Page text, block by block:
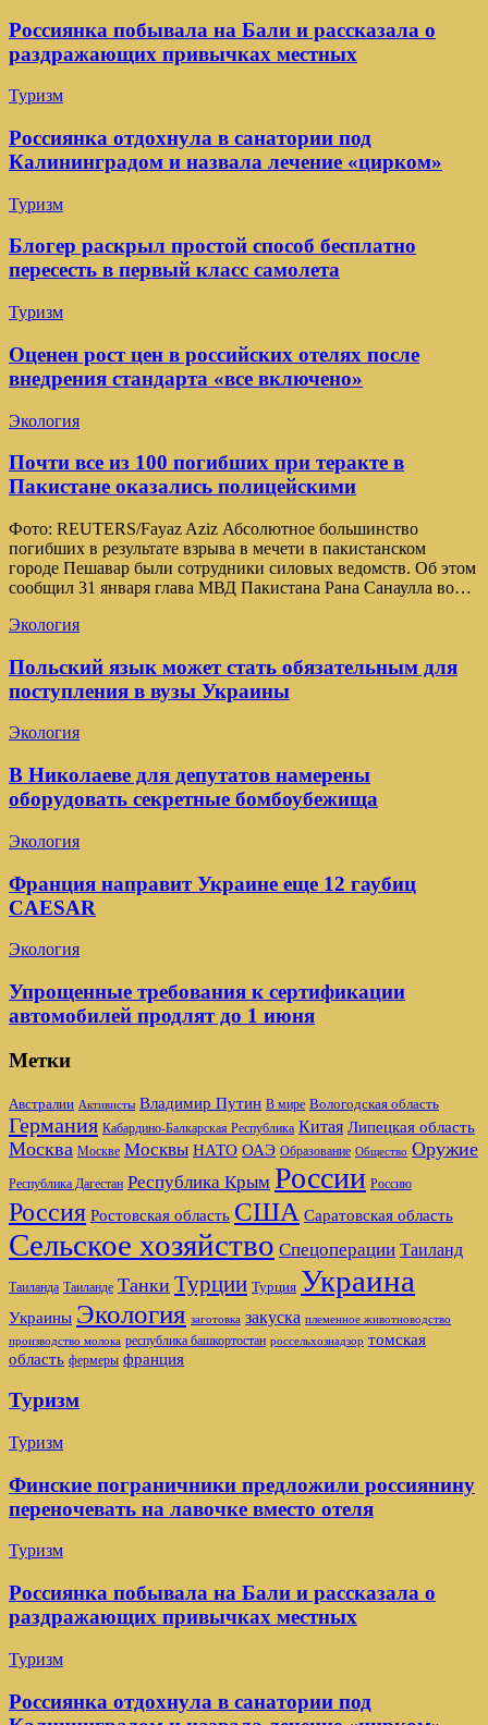
Россиянка побывала на Бали и рассказала о
раздражающих привычках местных
Туризм
Россиянка отдохнула в санатории под
Калининградом и назвала лечение «цирком»
Туризм
Блогер раскрыл простой способ бесплатно
пересесть в первый класс самолета
Туризм
Оценен рост цен в российских отелях после
внедрения стандарта «все включено»
Экология
Почти все из 100 погибших при теракте в
Пакистане оказались полицейскими
Фото: REUTERS/Fayaz Aziz Абсолютное большинство
погибших в результате взрыва в мечети в пакистанском
городе Пешавар были сотрудники силовых ведомств. Об этом
сообщил 31 января глава МВД Пакистана Рана Санаулла во…
Экология
Польский язык может стать обязательным для
поступления в вузы Украины
Экология
В Николаеве для депутатов намерены
оборудовать секретные бомбоубежища
Экология
Франция направит Украине еще 12 гаубиц
CAESAR
Экология
Упрощенные требования к сертификации
автомобилей продлят до 1 июня
Метки
Австралии Активисты Владимир Путин В мире Вологодская область
Германия Кабардино-Балкарская Республика Китая Липецкая область
Москва Москве Москвы НАТО ОАЭ Образование Общество Оружие
Республика Дагестан Республика Крым России Россию
Россия Ростовская область США Саратовская область
Сельское хозяйство Спецоперации Таиланд
Таиланда Таиланде Танки Турции Турция Украина
Украины Экология заготовка закуска племенное животноводство
производство молока республика башкортостан россельхознадзор томская
область фермеры франция
Туризм
Туризм
Финские пограничники предложили россиянину
переночевать на лавочке вместо отеля
Туризм
Россиянка побывала на Бали и рассказала о
раздражающих привычках местных
Туризм
Россиянка отдохнула в санатории под